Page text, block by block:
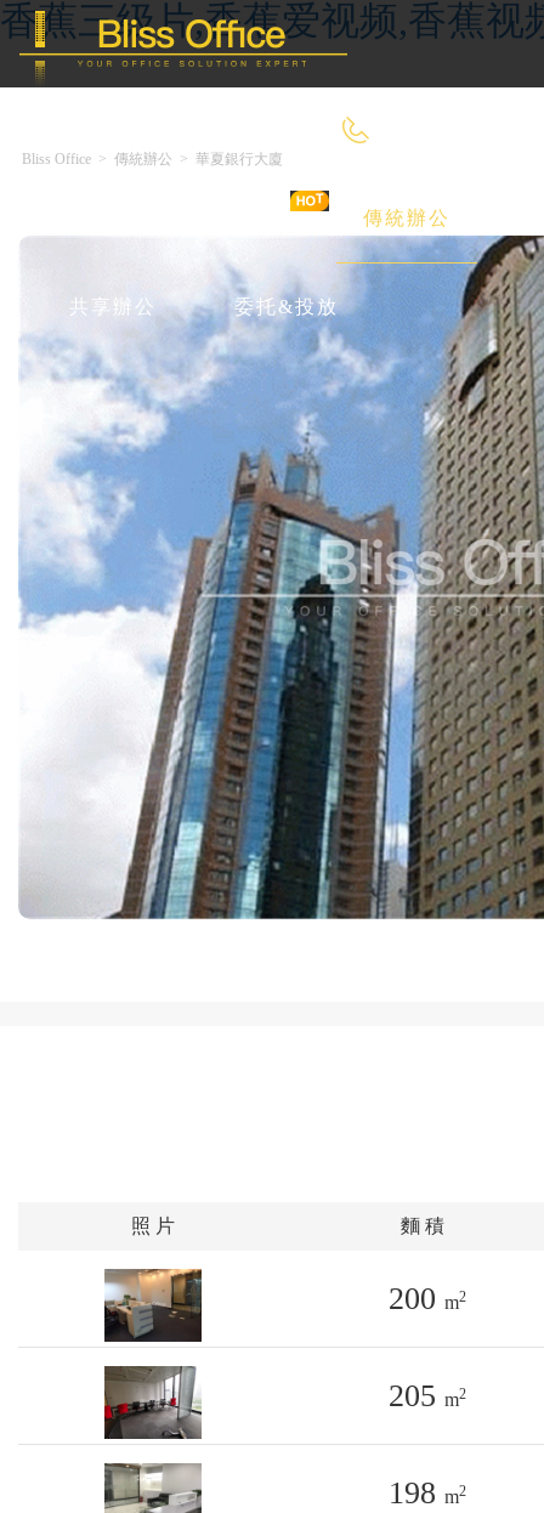
香蕉三级片,香蕉爱视频,香蕉视
傳統辦公
共享辦公 委托&投放
Bliss Office > 傳統辦公 > 華夏銀行大廈
照 片 麵 積
200 m2
205 m2
198 m2